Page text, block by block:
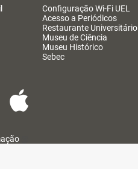
Configuração Wi-Fi UEL
Acesso a Periódicos
Restaurante Universitário
Museu de Ciência
Museu Histórico
Sebec